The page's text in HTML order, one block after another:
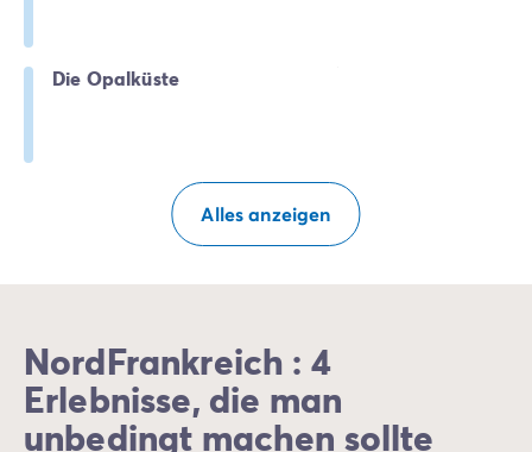
Die Opalküste
Alles anzeigen
NordFrankreich : 4
Erlebnisse, die man
unbedingt machen sollte